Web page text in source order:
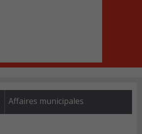
Affaires municipales